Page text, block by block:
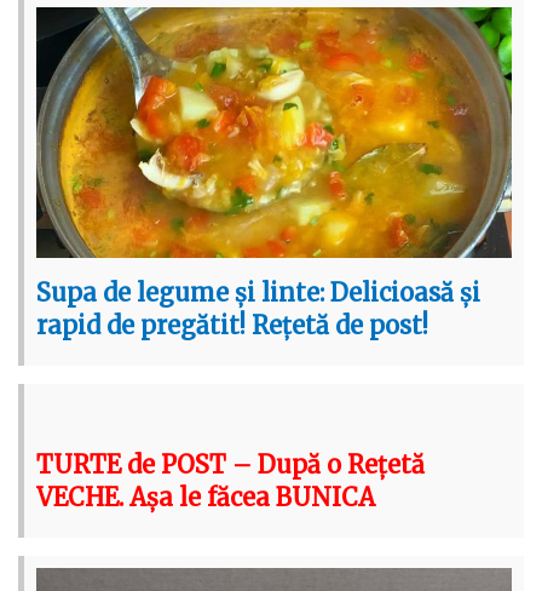
Supa de legume și linte: Delicioasă și
rapid de pregătit! Rețetă de post!
TURTE de POST – După o Rețetă
VECHE. Așa le făcea BUNICA